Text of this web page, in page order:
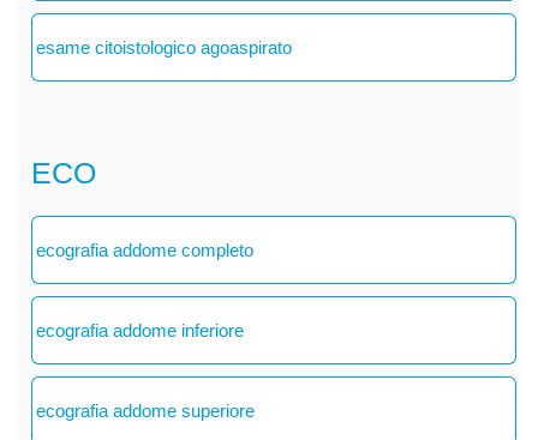
esame citoistologico agoaspirato
ECO
ecografia addome completo
ecografia addome inferiore
ecografia addome superiore